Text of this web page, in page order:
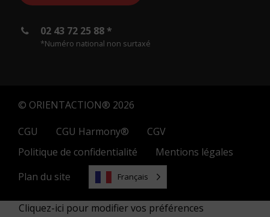
02 43 72 25 88 *
*Numéro national non surtaxé
© ORIENTACTION® 2026
CGU
CGU Harmony®
CGV
Politique de confidentialité
Mentions légales
Plan du site
Français
Cliquez-ici pour modifier vos préférences
02 43 72 25 88 *